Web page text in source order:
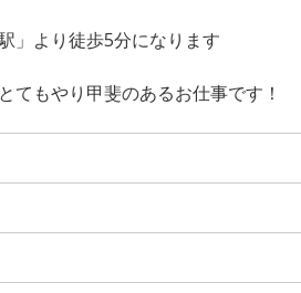
」より徒歩5分になります
もやり甲斐のあるお仕事です！